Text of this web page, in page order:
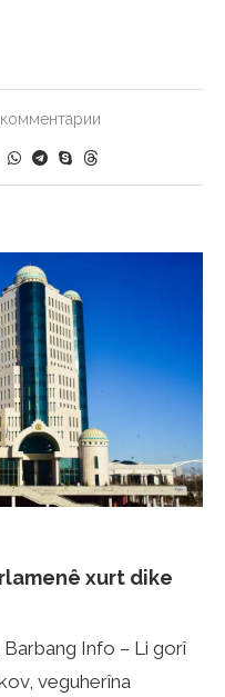
xurt dike
Barbang Info – Li gorî
veguherîna